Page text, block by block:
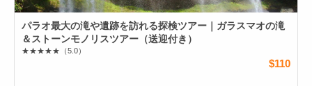
パラオ最大の滝や遺跡を訪れる探検ツアー｜ガラスマオの滝
＆ストーンモノリスツアー（送迎付き）
★★★★★ （5.0）
$110